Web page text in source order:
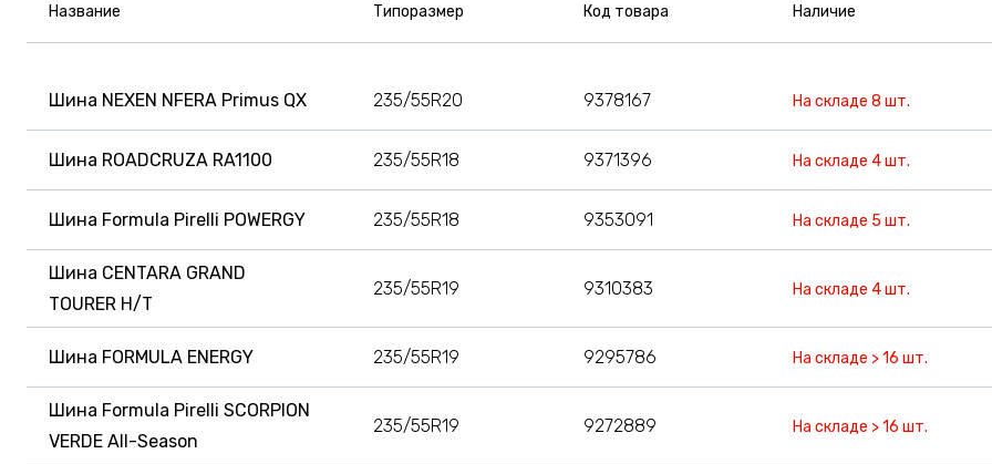
Название Типоразмер Код товара Наличие
Шина NEXEN NFERA Primus QX 235/55R20 9378167 На складе 8 шт.
Шина ROADCRUZA RA1100 235/55R18 9371396 На складе 4 шт.
Шина Formula Pirelli POWERGY 235/55R18 9353091 На складе 5 шт.
Шина CENTARA GRAND
TOURER H/T
235/55R19 9310383 На складе 4 шт.
Шина FORMULA ENERGY 235/55R19 9295786 На складе > 16 шт.
Шина Formula Pirelli SCORPION
VERDE All-Season
235/55R19 9272889 На складе > 16 шт.